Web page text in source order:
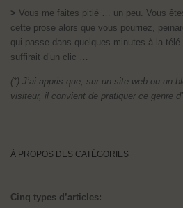
> Vous me faites pitié … un peu. Vous
cette prose alors que vous pourriez,
qui passe dans quelques minutes à la télé
suffirait d’un clic …
(*) J’ai appris que, sur un site web ou un
visiteur, il convient de pratiquer ce genre
À PROPOS DES CATÉGORIES
Cinq types d’articles: